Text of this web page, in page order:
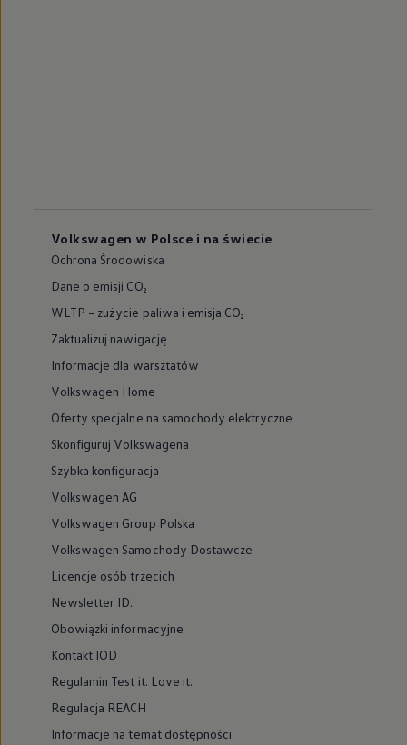
Volkswagen w Polsce i na świecie
Ochrona Środowiska
Dane o emisji CO₂
WLTP – zużycie paliwa i emisja CO₂
Zaktualizuj nawigację
Informacje dla warsztatów
Volkswagen Home
Oferty specjalne na samochody elektryczne
Skonfiguruj Volkswagena
Szybka konfiguracja
Volkswagen AG
Volkswagen Group Polska
Volkswagen Samochody Dostawcze
Licencje osób trzecich
Newsletter ID.
Obowiązki informacyjne
Kontakt IOD
Regulamin Test it. Love it.
Regulacja REACH
Informacje na temat dostępności